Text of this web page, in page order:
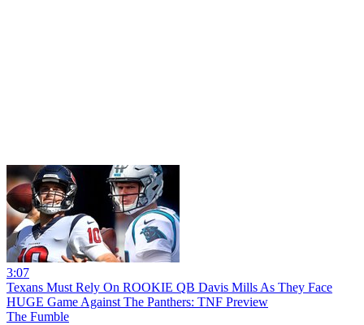
3:07
Texans Must Rely On ROOKIE QB Davis Mills As They Face
HUGE Game Against The Panthers: TNF Preview
The Fumble